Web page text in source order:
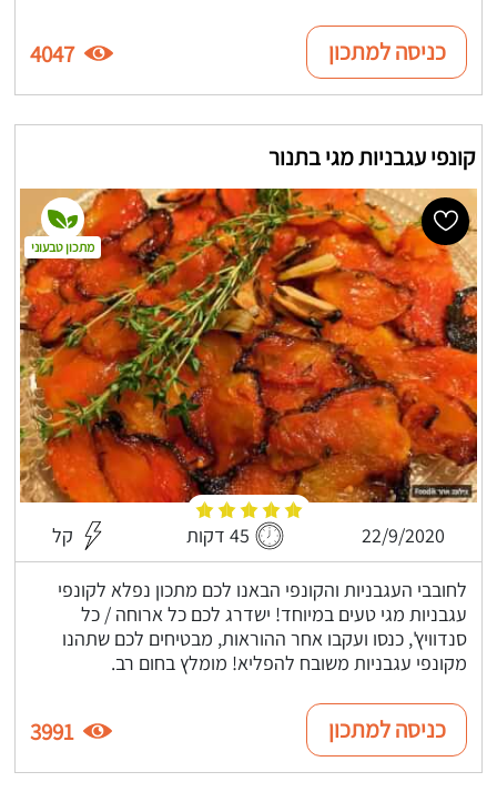
כניסה למתכון 4047
קונפי עגבניות מגי בתנור
22/9/2020 45 דקות קל
לחובבי העגבניות והקונפי הבאנו לכם מתכון נפלא לקונפי
עגבניות מגי טעים במיוחד! ישדרג לכם כל ארוחה / כל
סנדוויץ', כנסו ועקבו אחר ההוראות, מבטיחים לכם שתהנו
מקונפי עגבניות משובח להפליא! מומלץ בחום רב.
מתכון טבעוני
כניסה למתכון 3991